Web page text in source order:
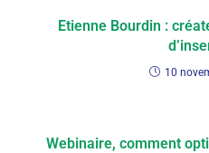
Etienne Bourdin :
10
Webinaire, comment